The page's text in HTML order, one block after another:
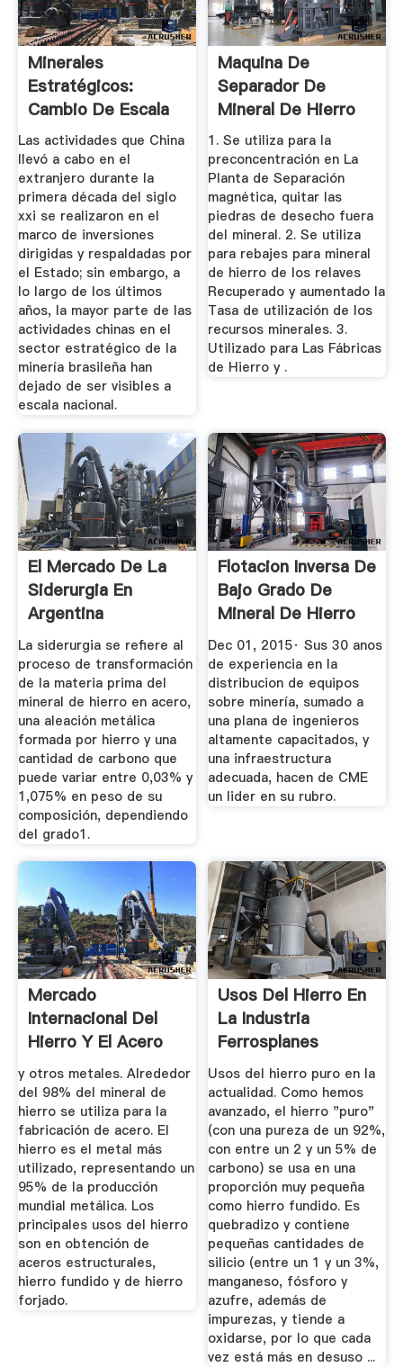
Minerales
Estratégicos:
Cambio De Escala
De Las Relaciones
...
Las actividades que China
llevó a cabo en el
extranjero durante la
primera década del siglo
xxi se realizaron en el
marco de inversiones
dirigidas y respaldadas por
el Estado; sin embargo, a
lo largo de los últimos
años, la mayor parte de las
actividades chinas en el
sector estratégico de la
minería brasileña han
dejado de ser visibles a
escala nacional.
Maquina De
Separador De
Mineral De Hierro
Humedo Separador
...
1. Se utiliza para la
preconcentración en La
Planta de Separación
magnética, quitar las
piedras de desecho fuera
del mineral. 2. Se utiliza
para rebajes para mineral
de hierro de los relaves
Recuperado y aumentado la
Tasa de utilización de los
recursos minerales. 3.
Utilizado para Las Fábricas
de Hierro y .
El Mercado De La
Siderurgia En
Argentina
La siderurgia se refiere al
proceso de transformación
de la materia prima del
mineral de hierro en acero,
una aleación metálica
formada por hierro y una
cantidad de carbono que
puede variar entre 0,03% y
1,075% en peso de su
composición, dependiendo
del grado1.
Flotacion Inversa De
Bajo Grado De
Mineral De Hierro
En China
Dec 01, 2015· Sus 30 anos
de experiencia en la
distribucion de equipos
sobre minería, sumado a
una plana de ingenieros
altamente capacitados, y
una infraestructura
adecuada, hacen de CME
un lider en su rubro.
Mercado
Internacional Del
Hierro Y El Acero
y otros metales. Alrededor
del 98% del mineral de
hierro se utiliza para la
fabricación de acero. El
hierro es el metal más
utilizado, representando un
95% de la producción
mundial metálica. Los
principales usos del hierro
son en obtención de
aceros estructurales,
hierro fundido y de hierro
forjado.
Usos Del Hierro En
La Industria
Ferrosplanes
Usos del hierro puro en la
actualidad. Como hemos
avanzado, el hierro "puro"
(con una pureza de un 92%,
con entre un 2 y un 5% de
carbono) se usa en una
proporción muy pequeña
como hierro fundido. Es
quebradizo y contiene
pequeñas cantidades de
silicio (entre un 1 y un 3%,
manganeso, fósforo y
azufre, además de
impurezas, y tiende a
oxidarse, por lo que cada
vez está más en desuso ...